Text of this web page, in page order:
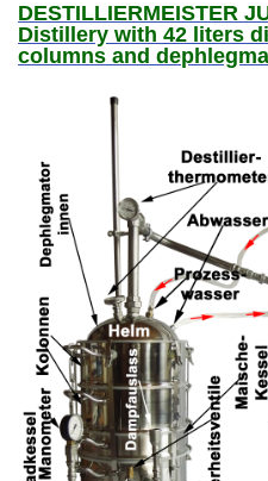
DESTILLIERMEISTER
Distillery with 42 liters
columns and